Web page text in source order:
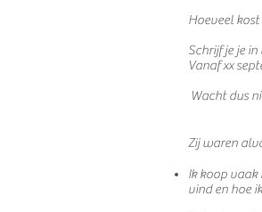
Hoeveel
Schrijf je je
Vanaf xx
Wacht dus
Zij waren
Ik koop
vind en hoe